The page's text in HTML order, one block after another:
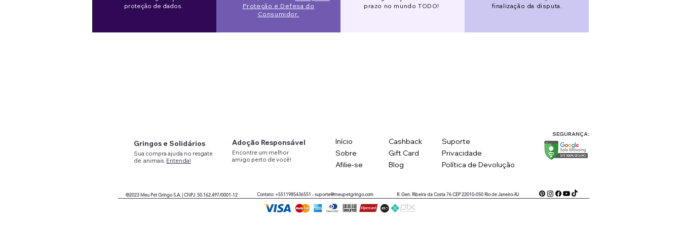
proteção de dados.
Proteção e Defesa do
Consumidor.
prazo no mundo TODO!
finalização da disputa.
©2023Meu Pet GringoS.A. |CNPJ 50.162.497/0001-12 Contato: +5511985436551 -suporte@meupetgringo.com R. Gen. Ribeira da Costa 76 CEP 22010-050 Rio de Janeiro-RJ
Gringos e Solidários
Sua compra ajuda no resgate
de animais. Entenda!
Adoção Responsável
Encontre um melhor
amigo perto de você!
Início
Sobre
Afilie-se
Cashback
Gift Card
Blog
Suporte
Privacidade
Política de Devolução
SEGURANÇA: